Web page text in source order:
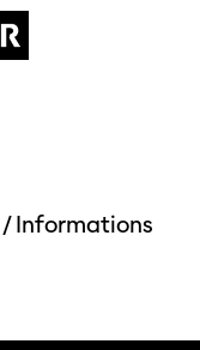
/Informations